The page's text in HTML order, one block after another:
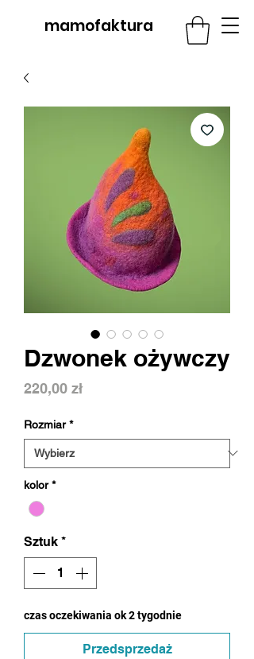
mamofaktura
Dzwonek ożywczy
220,00 złCena
Rozmiar *
kolor *
Sztuk *
czas oczekiwania ok 2 tygodnie
Przedsprzedaż